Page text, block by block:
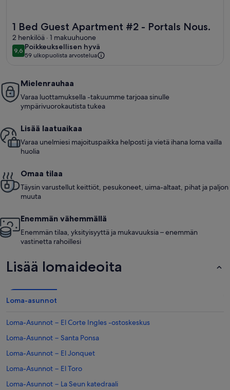
1 Bed Guest Apartment #2 - Portals Nous.
2 henkilöä · 1 makuuhuone
9,69,6 kautta 10
Poikkeuksellisen hyvä
poikkeuksellisen
hyvä
59 ulkopuolista arvostelua
Mielenrauhaa
Varaa luottamuksella -takuumme tarjoaa sinulle
ympärivuorokautista tukea
Lisää laatuaikaa
Varaa unelmiesi majoituspaikka helposti ja vietä ihana loma vailla
huolia
Omaa tilaa
Täysin varustellut keittiöt, pesukoneet, uima-altaat, pihat ja paljon
muuta
Enemmän vähemmällä
Enemmän tilaa, yksityisyyttä ja mukavuuksia – enemmän
vastinetta rahoillesi
Lisää lomaideoita
Loma-asunnot
Loma-Asunnot − El Corte Ingles -ostoskeskus
Loma-Asunnot − Santa Ponsa
Loma-Asunnot − El Jonquet
Loma-Asunnot − El Toro
Loma-Asunnot − La Seun katedraali